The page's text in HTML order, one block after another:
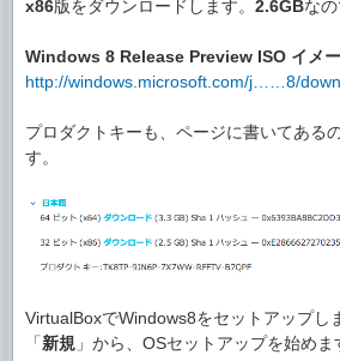
x86版をダウンロードします。 2.6GBな
Windows 8 Release Preview ISO イメ
http://windows.microsoft.com/j……8/
プロダクトキーも、ページに書いてある
す。
VirtualBoxでWindows8をセットアップし
「新規 」から、OSセットアップを始めま